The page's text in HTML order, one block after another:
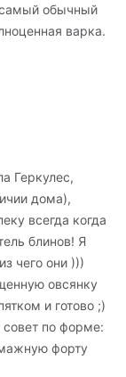
самый обычный
варка.
Геркулес,
дома),
всегда когда
блинов! Я
чего они )))
овсянку
и готово ;)
по форме:
форту